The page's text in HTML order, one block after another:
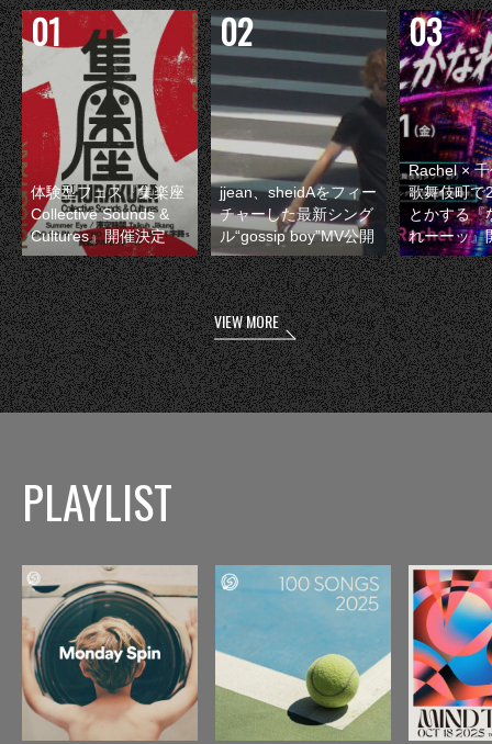
体験型フェス『集楽座
Collective Sounds &
Cultures』開催決定
jjean、sheidAをフィー
チャーした最新シング
ル“gossip boy”MV公開
Rachel ×
歌舞伎町で
とかする『
れーーッ』
VIEW MORE
PLAYLIST